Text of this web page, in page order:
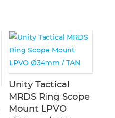
Unity Tactical
MRDS Ring Scope
Mount LPVO